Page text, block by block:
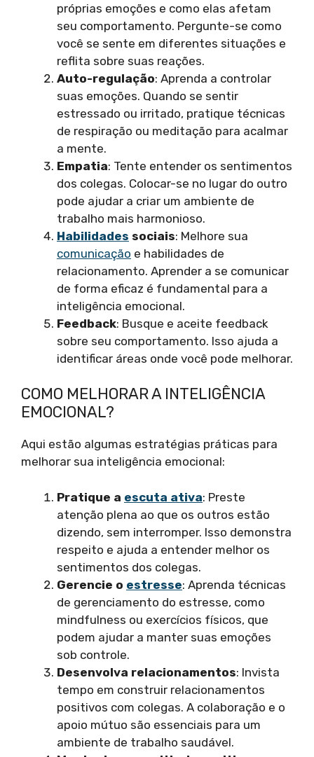
próprias emoções e como elas afetam
seu comportamento. Pergunte-se como
você se sente em diferentes situações e
reflita sobre suas reações.
Auto-regulação: Aprenda a controlar
suas emoções. Quando se sentir
estressado ou irritado, pratique técnicas
de respiração ou meditação para acalmar
a mente.
Empatia: Tente entender os sentimentos
dos colegas. Colocar-se no lugar do outro
pode ajudar a criar um ambiente de
trabalho mais harmonioso.
Habilidades sociais: Melhore sua
comunicação e habilidades de
relacionamento. Aprender a se comunicar
de forma eficaz é fundamental para a
inteligência emocional.
Feedback: Busque e aceite feedback
sobre seu comportamento. Isso ajuda a
identificar áreas onde você pode melhorar.
COMO MELHORAR A INTELIGÊNCIA
EMOCIONAL?
Aqui estão algumas estratégias práticas para
melhorar sua inteligência emocional:
Pratique a escuta ativa: Preste
atenção plena ao que os outros estão
dizendo, sem interromper. Isso demonstra
respeito e ajuda a entender melhor os
sentimentos dos colegas.
Gerencie o estresse: Aprenda técnicas
de gerenciamento do estresse, como
mindfulness ou exercícios físicos, que
podem ajudar a manter suas emoções
sob controle.
Desenvolva relacionamentos: Invista
tempo em construir relacionamentos
positivos com colegas. A colaboração e o
apoio mútuo são essenciais para um
ambiente de trabalho saudável.